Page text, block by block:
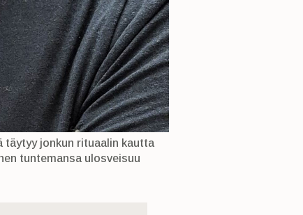
täytyy jonkun rituaalin kautta
tuntemansa ulosveisuu